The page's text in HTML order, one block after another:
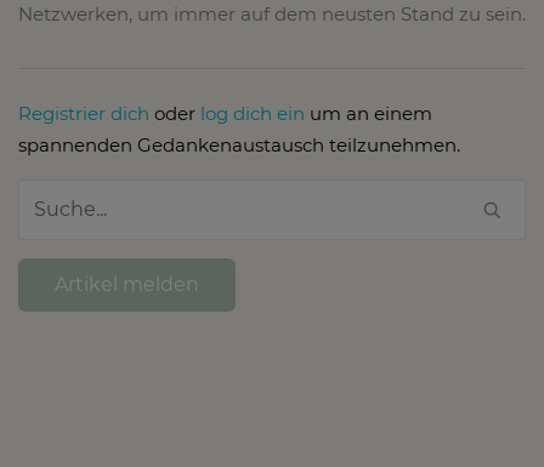
Netzwerken, um immer auf dem neusten Stand zu sein.
Registrier dich oder log dich ein um an einem
spannenden Gedankenaustausch teilzunehmen.
Artikel melden